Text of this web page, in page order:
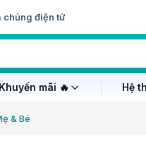
chủng điện tử
Khuyến mãi 🔥 Hệ
& Bé